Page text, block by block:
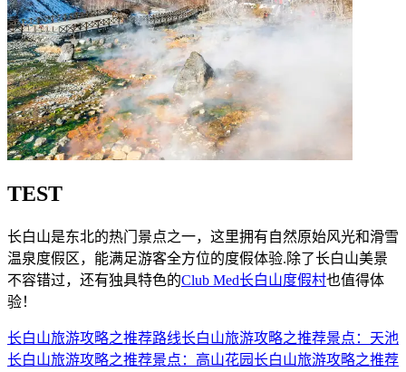
TEST
长白山是东北的热门景点之一，这里拥有自然原始风光和滑雪
温泉度假区，能满足游客全方位的度假体验.除了长白山美景
不容错过，还有独具特色的Club Med长白山度假村也值得体
验！
长白山旅游攻略之推荐路线长白山旅游攻略之推荐景点：天池
长白山旅游攻略之推荐景点：高山花园长白山旅游攻略之推荐